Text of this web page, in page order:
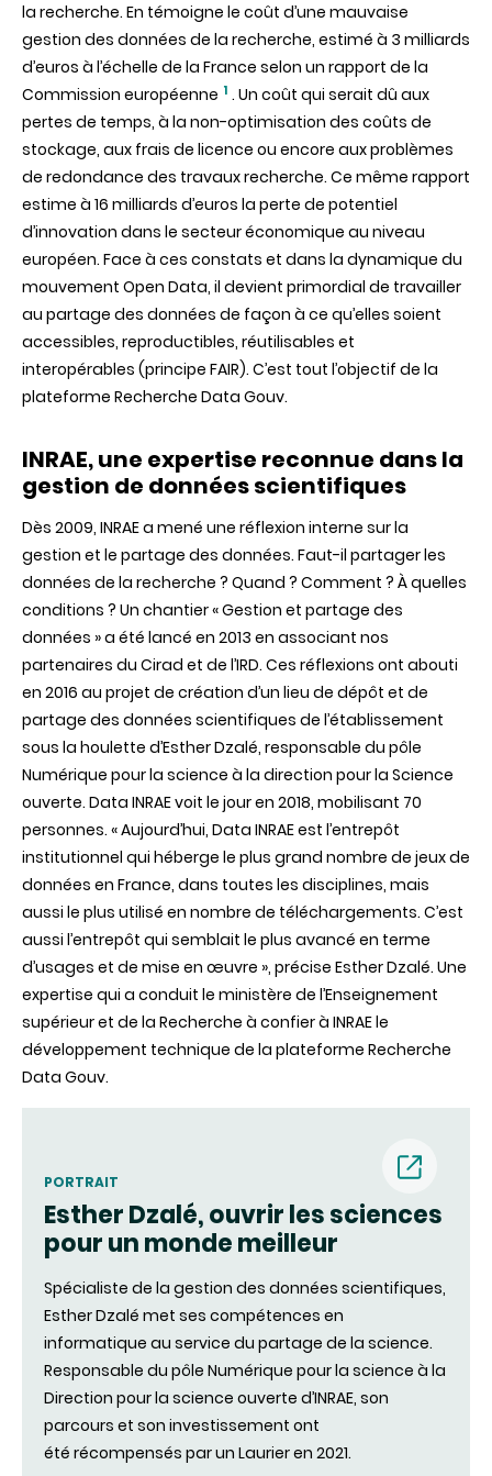
données
en
commun
la recherche. En témoigne le coût d’une mauvaise
gestion des données de la recherche, estimé à 3 milliards
d’euros à l’échelle de la France selon un rapport de la
Commission européenne 1 . Un coût qui serait dû aux
pertes de temps, à la non-optimisation des coûts de
stockage, aux frais de licence ou encore aux problèmes
de redondance des travaux recherche. Ce même rapport
estime à 16 milliards d’euros la perte de potentiel
d’innovation dans le secteur économique au niveau
européen. Face à ces constats et dans la dynamique du
mouvement Open Data, il devient primordial de travailler
au partage des données de façon à ce qu’elles soient
accessibles, reproductibles, réutilisables et
interopérables (principe FAIR). C’est tout l’objectif de la
plateforme Recherche Data Gouv.
INRAE, une expertise reconnue dans la
gestion de données scientifiques
Dès 2009, INRAE a mené une réflexion interne sur la
gestion et le partage des données. Faut-il partager les
données de la recherche ? Quand ? Comment ? À quelles
conditions ? Un chantier « Gestion et partage des
données » a été lancé en 2013 en associant nos
partenaires du Cirad et de l’IRD. Ces réflexions ont abouti
en 2016 au projet de création d’un lieu de dépôt et de
partage des données scientifiques de l’établissement
sous la houlette d’Esther Dzalé, responsable du pôle
Numérique pour la science à la direction pour la Science
ouverte. Data INRAE voit le jour en 2018, mobilisant 70
personnes. « Aujourd’hui, Data INRAE est l’entrepôt
institutionnel qui héberge le plus grand nombre de jeux de
données en France, dans toutes les disciplines, mais
aussi le plus utilisé en nombre de téléchargements. C’est
aussi l’entrepôt qui semblait le plus avancé en terme
d’usages et de mise en œuvre », précise Esther Dzalé. Une
expertise qui a conduit le ministère de l’Enseignement
supérieur et de la Recherche à confier à INRAE le
développement technique de la plateforme Recherche
Data Gouv.
PORTRAIT
Esther Dzalé, ouvrir les sciences
pour un monde meilleur
fenêtre)
Spécialiste de la gestion des données scientifiques,
Esther Dzalé met ses compétences en
informatique au service du partage de la science.
Responsable du pôle Numérique pour la science à la
Direction pour la science ouverte d’INRAE, son
parcours et son investissement ont
été récompensés par un Laurier en 2021.